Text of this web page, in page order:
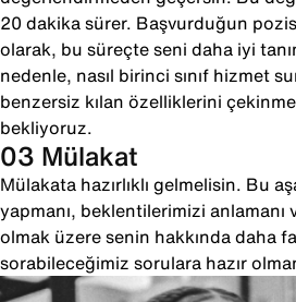
20 dakika sürer. Başvurduğun
olarak, bu süreçte seni daha iyi
nedenle, nasıl birinci sınıf hizmet
benzersiz kılan özelliklerini
bekliyoruz.
03 Mülakat
Mülakata hazırlıklı gelmelisin. Bu
yapmanı, beklentilerimizi anlamanı
olmak üzere senin hakkında daha
sorabileceğimiz sorulara hazır